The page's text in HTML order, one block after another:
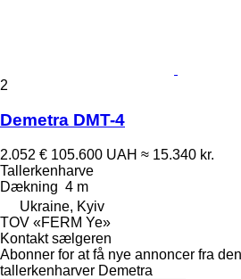
2
Demetra DMT-4
2.052 € 105.600 UAH ≈ 15.340 kr.
Tallerkenharve
Dækning 4 m
Ukraine, Kyiv
TOV «FERM Ye»
Kontakt sælgeren
Abonner for at få nye annoncer fra
tallerkenharver Demetra